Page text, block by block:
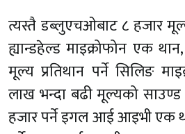
त्यस्तै डब्लुएचओबाट ८ हजार
ह्यान्डहेल्ड माइक्रोफोन एक
मूल्य प्रतिथान पर्ने सिलिङ
लाख भन्दा बढी मूल्यको
हजार पर्ने इगल आई आइभी एक